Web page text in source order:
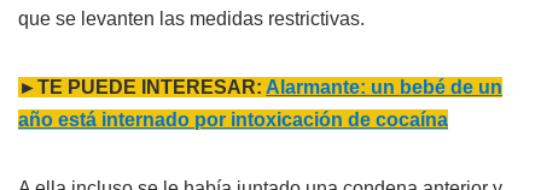
que se levanten las medidas restrictivas.
►TE PUEDE INTERESAR: Alarmante: un bebé de un
año está internado por intoxicación de cocaína